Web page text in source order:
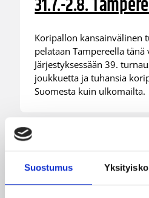
Suostumus
Koripallon kansainvälinen
pelataan Tampereella
Järjestyksessään 39.
joukkuetta ja tuhansia
Suomesta kuin ulkomailta.